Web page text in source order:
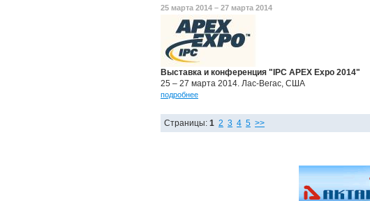
25 марта 2014 – 27 марта 2014
Выставка и конференция "IPC APEX Expo 2014"
25 – 27 марта 2014. Лас-Вегас, США
подробнее
Страницы: 1 2 3 4 5 >>